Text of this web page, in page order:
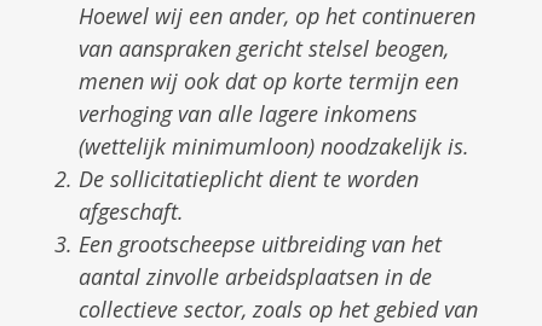
Hoewel wij een ander, op het continueren
van aanspraken gericht stelsel beogen,
menen wij ook dat op korte termijn een
verhoging van alle lagere inkomens
(wettelijk minimumloon) noodzakelijk is.
De solli­citatieplicht dient te worden
afgeschaft.
Een grootscheepse uitbreiding van het
aantal zinvolle arbeidsplaatsen in de
collectieve sector, zoals op het gebied van